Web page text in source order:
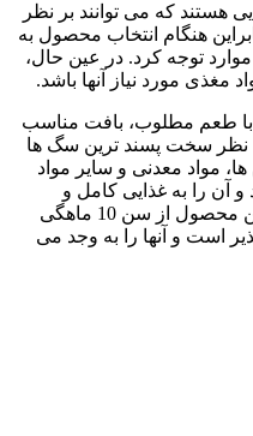
هستند که می توانند بر نظر
هنگام انتخاب محصول به
موارد توجه کرد. در عین حال،
مغذی مورد نیاز آنها باشد.
طعم مطلوب، بافت مناسب
نظر سخت پسند ترین سگ ها
ها، مواد معدنی و سایر مواد
آن را به غذایی کامل و
متعادل تبدیل کرده اند. استفاده از این محصول از سن 10 ماهگی
است و آنها را به وجد می